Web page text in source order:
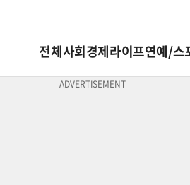
전체사회경제라이프연예/스